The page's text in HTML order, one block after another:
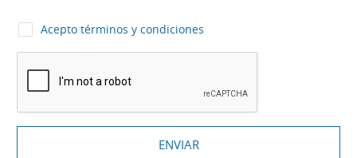
Acepto términos y condiciones